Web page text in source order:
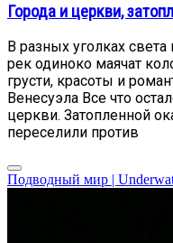
Города и церкви,
В разных уголках
рек одиноко маячат
грусти, красоты и
Венесуэла Все что
церкви. Затопленной
переселили против
Подводный мир |